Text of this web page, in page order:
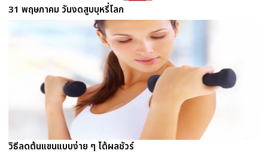
31 พฤษภาคม วันงดสูบบุหรี่โลก
วิธีลดต้นแขนแบบง่าย ๆ ได้ผลชัวร์